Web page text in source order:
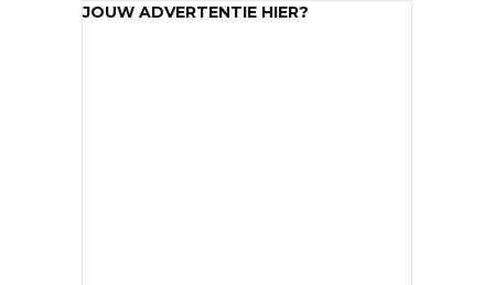
JOUW ADVERTENTIE HIER?